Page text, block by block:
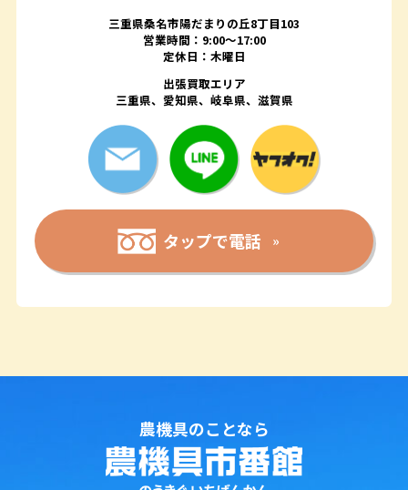
三重県桑名市陽だまりの丘8丁目103
営業時間：9:00〜17:00
定休日：木曜日
出張買取エリア
三重県、愛知県、岐阜県、滋賀県
タップで電話
農機具のことなら